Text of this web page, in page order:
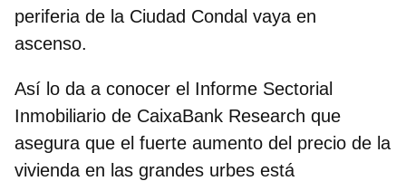
periferia de la Ciudad Condal vaya en
ascenso.
Así lo da a conocer el Informe Sectorial
Inmobiliario de CaixaBank Research que
asegura que el fuerte aumento del precio de la
vivienda en las grandes urbes está